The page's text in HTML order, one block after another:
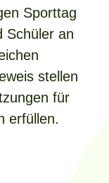
Sporttag
Schüler an
stellen
für
erfüllen.